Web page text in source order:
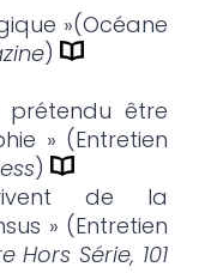
»(Océane
)
prétendu être
» (Entretien
)
de la
» (Entretien
Hors Série, 101